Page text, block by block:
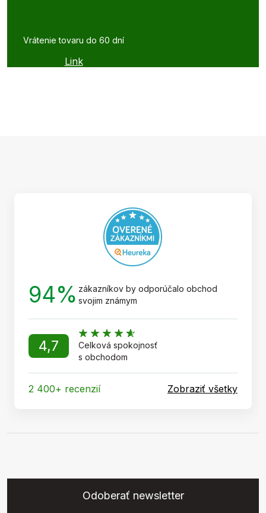
Vrátenie tovaru do 60 dní
Link
94% zákazníkov by odporúčalo obchod
svojim známym
4,7
Celková spokojnosť
s obchodom
2 400+ recenzií Zobraziť všetky
Odoberať newsletter